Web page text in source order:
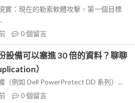
實：現在的勒索軟體攻擊，第一個目標
0個留言
設備可以塞進 30 倍的資料？聊聊
）
（例如 Dell PowerProtect DD 系列）...
0個留言